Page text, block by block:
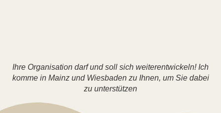
Ihre Organisation darf und soll sich weiterentwickeln! Ich
komme in Mainz und Wiesbaden zu Ihnen, um Sie dabei
zu unterstützen